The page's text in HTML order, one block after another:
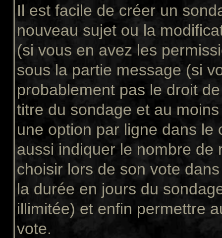
Il est facile de créer un
nouveau sujet ou la
(si vous en avez les
sous la partie message (si
probablement pas le droit
titre du sondage et au
une option par ligne dans le
aussi indiquer le nombre de
choisir lors de son vote
la durée en jours du
illimitée) et enfin permettre
vote.